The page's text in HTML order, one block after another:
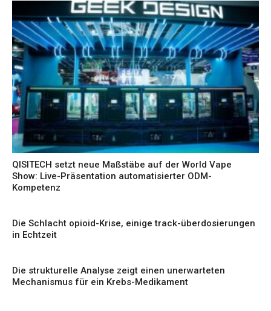
QISITECH setzt neue Maßstäbe auf der World Vape
Show: Live-Präsentation automatisierter ODM-
Kompetenz
Die Schlacht opioid-Krise, einige track-überdosierungen
in Echtzeit
Die strukturelle Analyse zeigt einen unerwarteten
Mechanismus für ein Krebs-Medikament